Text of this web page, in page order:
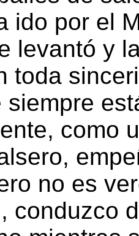
ido por el
levantó y
toda
siempre
como
no es
conduzco